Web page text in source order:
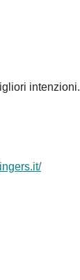
intenzioni.